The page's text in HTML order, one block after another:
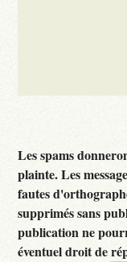
Les spams
plainte. Les
fautes
supprimés sans
publication ne
éventuel droit de